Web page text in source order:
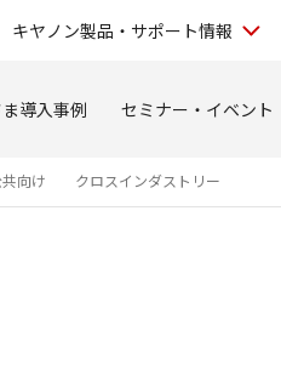
キヤノン製品・サポート情報
導入事例 セミナー・イベント
向け クロスインダストリー